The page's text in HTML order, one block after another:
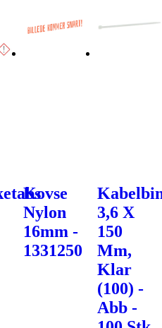
Kovse
Nylon
16mm -
1331250
3,6 X
150
Mm,
Klar
(100) -
Abb -